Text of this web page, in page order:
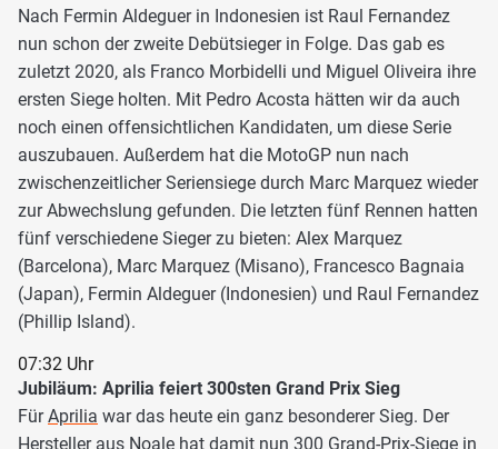
Nach Fermin Aldeguer in Indonesien ist Raul Fernandez
nun schon der zweite Debütsieger in Folge. Das gab es
zuletzt 2020, als Franco Morbidelli und Miguel Oliveira ihre
ersten Siege holten. Mit Pedro Acosta hätten wir da auch
noch einen offensichtlichen Kandidaten, um diese Serie
auszubauen. Außerdem hat die MotoGP nun nach
zwischenzeitlicher Seriensiege durch Marc Marquez wieder
zur Abwechslung gefunden. Die letzten fünf Rennen hatten
fünf verschiedene Sieger zu bieten: Alex Marquez
(Barcelona), Marc Marquez (Misano), Francesco Bagnaia
(Japan), Fermin Aldeguer (Indonesien) und Raul Fernandez
(Phillip Island).
07:32 Uhr
Jubiläum: Aprilia feiert 300sten Grand Prix Sieg
FürAprilia war das heute ein ganz besonderer Sieg. Der
Hersteller aus Noale hat damit nun 300 Grand-Prix-Siege in